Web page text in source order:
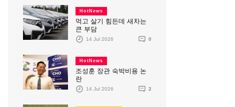
HotNews
먹고 살기 힘든데 새차는
큰 부담
14 Jul 2026 0
HotNews
조성훈 장관 숙박비용 논
란
14 Jul 2026 2